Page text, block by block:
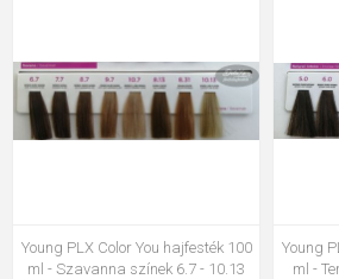
Young PLX Color You hajfesték 100
ml - Szavanna színek 6.7 - 10.13
Young
ml -